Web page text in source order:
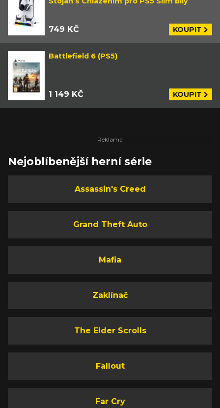
749 KČ KOUPIT
Battlefield 6 (PS5)
1 149 KČ KOUPIT
Nejoblíbenější herní série
Assassin's Creed
Grand Theft Auto
Mafia
Zaklínač
The Elder Scrolls
Fallout
Far Cry